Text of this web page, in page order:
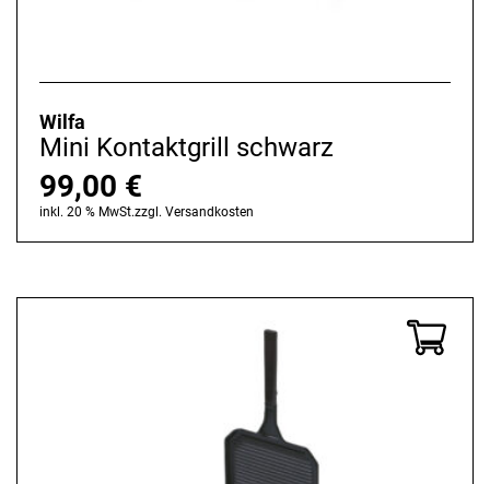
Wilfa
Mini Kontaktgrill schwarz
99,00 €
inkl. 20 % MwSt.zzgl. Versandkosten